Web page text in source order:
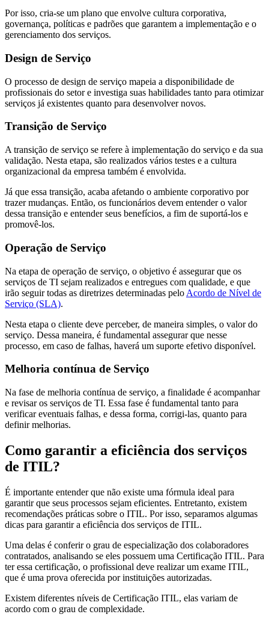
Por isso, cria-se um plano que envolve cultura corporativa,
governança, políticas e padrões que garantem a implementação e o
gerenciamento dos serviços.
Design de Serviço
O processo de design de serviço mapeia a disponibilidade de
profissionais do setor e investiga suas habilidades tanto para otimizar
serviços já existentes quanto para desenvolver novos.
Transição de Serviço
A transição de serviço se refere à implementação do serviço e da sua
validação. Nesta etapa, são realizados vários testes e a cultura
organizacional da empresa também é envolvida.
Já que essa transição, acaba afetando o ambiente corporativo por
trazer mudanças. Então, os funcionários devem entender o valor
dessa transição e entender seus benefícios, a fim de suportá-los e
promovê-los.
Operação de Serviço
Na etapa de operação de serviço, o objetivo é assegurar que os
serviços de TI sejam realizados e entregues com qualidade, e que
irão seguir todas as diretrizes determinadas pelo Acordo de Nível de
Serviço (SLA).
Nesta etapa o cliente deve perceber, de maneira simples, o valor do
serviço. Dessa maneira, é fundamental assegurar que nesse
processo, em caso de falhas, haverá um suporte efetivo disponível.
Melhoria contínua de Serviço
Na fase de melhoria contínua de serviço, a finalidade é acompanhar
e revisar os serviços de TI. Essa fase é fundamental tanto para
verificar eventuais falhas, e dessa forma, corrigi-las, quanto para
definir melhorias.
Como garantir a eficiência dos serviços
de ITIL?
É importante entender que não existe uma fórmula ideal para
garantir que seus processos sejam eficientes. Entretanto, existem
recomendações práticas sobre o ITIL. Por isso, separamos algumas
dicas para garantir a eficiência dos serviços de ITIL.
Uma delas é conferir o grau de especialização dos colaboradores
contratados, analisando se eles possuem uma Certificação ITIL. Para
ter essa certificação, o profissional deve realizar um exame ITIL,
que é uma prova oferecida por instituições autorizadas.
Existem diferentes níveis de Certificação ITIL, elas variam de
acordo com o grau de complexidade.